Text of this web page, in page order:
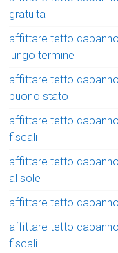
gratuita
affittare tetto
lungo termine
affittare tetto
buono stato
affittare tetto
fiscali
affittare tetto
al sole
affittare tetto
affittare tetto
fiscali